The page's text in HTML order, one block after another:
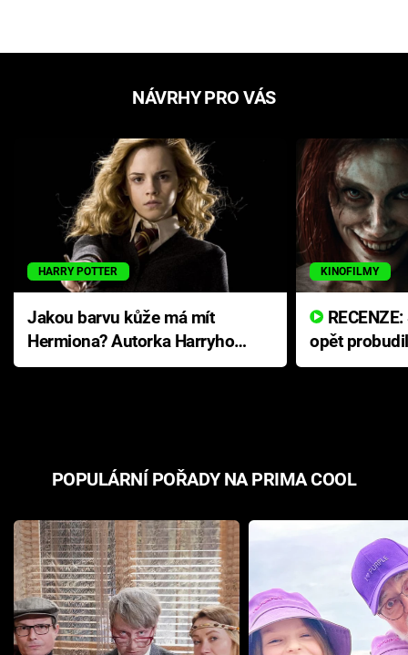
NÁVRHY PRO VÁS
HARRY POTTER
Jakou barvu kůže má mít
Hermiona? Autorka Harryho
Pottera přišla s ráznou
KINOFILMY
opět
přichází s
POPULÁRNÍ POŘADY NA PRIMA COOL